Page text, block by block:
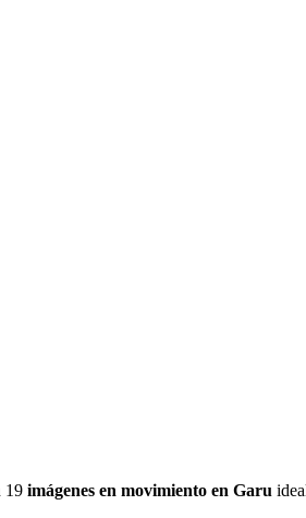
19 imágenes en movimiento en Garu